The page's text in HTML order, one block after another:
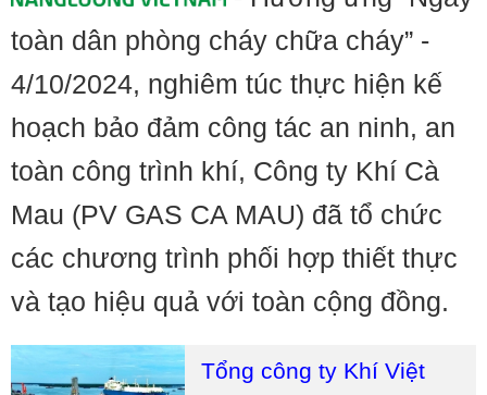
toàn dân phòng cháy chữa cháy” -
4/10/2024, nghiêm túc thực hiện kế
hoạch bảo đảm công tác an ninh, an
toàn công trình khí, Công ty Khí Cà
Mau (PV GAS CA MAU) đã tổ chức
các chương trình phối hợp thiết thực
và tạo hiệu quả với toàn cộng đồng.
Tổng công ty Khí Việt